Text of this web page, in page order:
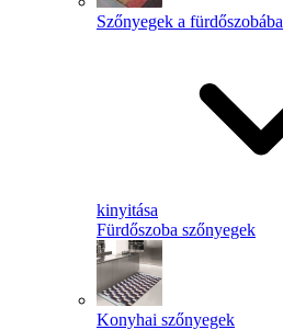
Szőnyegek a fürdőszobába
kinyitása
Fürdőszoba szőnyegek
Konyhai szőnyegek